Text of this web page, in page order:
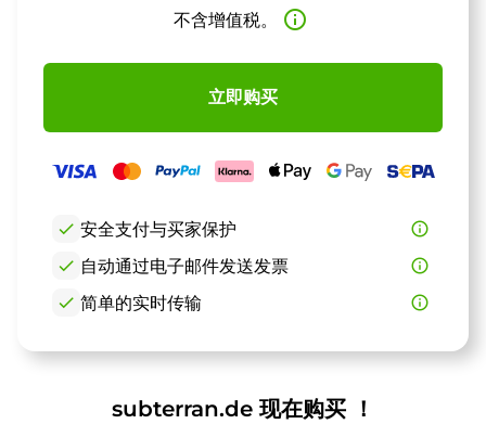
不含增值税。 info_outline
立即购买
check 安全支付与买家保护
info_outline
check 自动通过电子邮件发送发票
info_outline
check 简单的实时传输 info_outline
subterran.de 现在购买 ！